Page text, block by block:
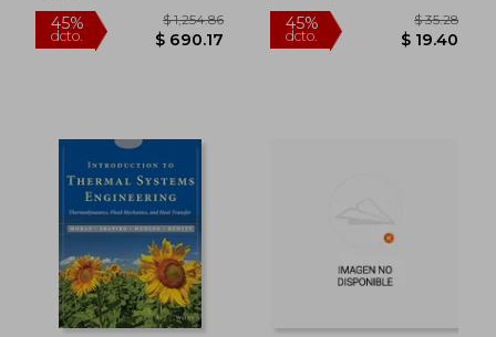
40% $ 235.86 45%